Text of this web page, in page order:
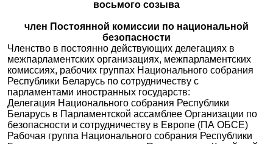
восьмого созыва
член Постоянной комиссии по национальной
безопасности
Членство в постоянно действующих делегациях в
межпарламентских организациях, межпарламентских
комиссиях, рабочих группах Национального собрания
Республики Беларусь по сотрудничеству с
парламентами иностранных государств:
Делегация Национального собрания Республики
Беларусь в Парламентской ассамблее Организации по
безопасности и сотрудничеству в Европе (ПА ОБСЕ)
Рабочая группа Национального собрания Республики